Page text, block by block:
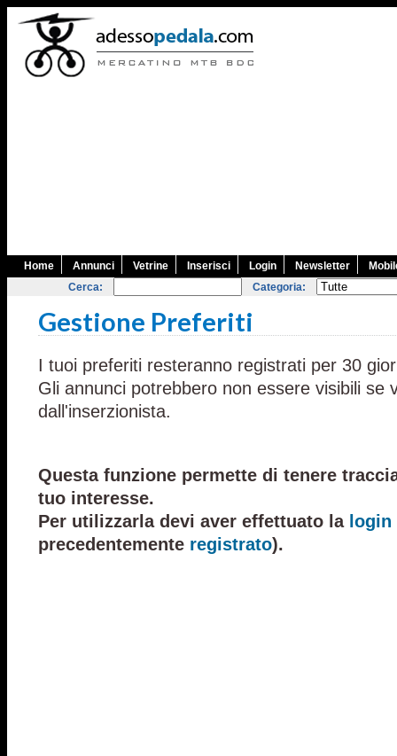
Home Annunci Vetrine Inserisci Login Newsletter
Cerca:
Categoria:
Gestione Preferiti
I tuoi preferiti resteranno registrati per 30
Gli annunci potrebbero non essere visibili se
dall'inserzionista.
Questa funzione permette di tenere
tuo interesse.
Per utilizzarla devi aver effettuato la login
precedentemente registrato).